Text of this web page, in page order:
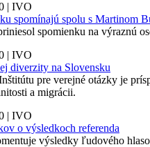
| IVO
spomínajú spolu s Martinom
spomienku na výraznú
| IVO
diverzity na Slovensku
pre verejné otázky je
a migrácii.
| IVO
o výsledkoch referenda
výsledky ľudového